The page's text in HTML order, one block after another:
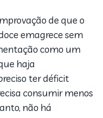
de que o
emagrece sem
como um
haja
ter déficit
consumir menos
não há